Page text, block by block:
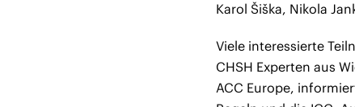
Karol Šiška, Nikola
Viele interessierte
CHSH Experten aus
ACC Europe,